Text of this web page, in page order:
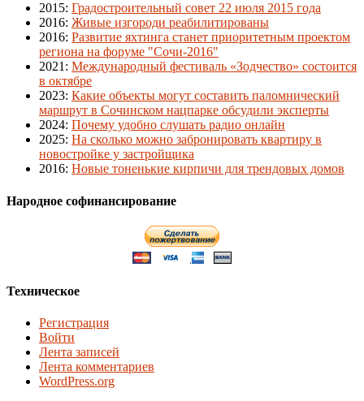
2015: Градостроительный совет 22 июля 2015 года
2016: Живые изгороди реабилитированы
2016: Развитие яхтинга станет приоритетным проектом
региона на форуме "Сочи-2016"
2021 : Международный фестиваль «Зодчество» состоится
в октябре
2023: Какие объекты могут составить паломнический
маршрут в Сочинском нацпарке обсудили эксперты
2024: Почему удобно слушать радио онлайн
2025: На сколько можно забронировать квартиру в
новостройке у застройщика
2016: Новые тоненькие кирпичи для трендовых домов
Народное софинансирование
Техническое
Регистрация
Войти
Лента записей
Лента комментариев
WordPress.org